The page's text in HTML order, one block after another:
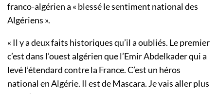
franco-algérien a « blessé le sentiment national des
Algériens ».
« Il y a deux faits historiques qu’il a oubliés. Le premier
c’est dans l’ouest algérien que l’Emir Abdelkader qui a
levé l’étendard contre la France. C’est un héros
national en Algérie. Il est de Mascara. Je vais aller plus